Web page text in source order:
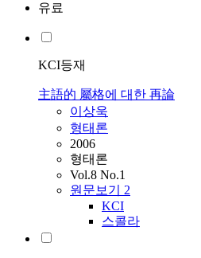
유료
KCI등재
主語的 屬格에 대한 再論
이상욱
형태론
2006
형태론
Vol.8 No.1
원문보기 2
KCI
스콜라